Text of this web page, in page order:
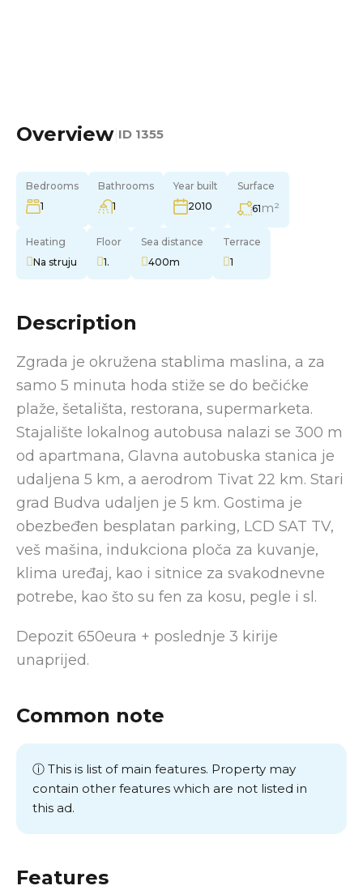
Overview| ID 1355
Bedrooms
1
Bathrooms
1
Year built
2010
Surface
61 m²
Heating
Na struju
Floor
1.
Sea distance
400m
Terrace
1
Description
Zgrada je okružena stablima maslina, a za
samo 5 minuta hoda stiže se do bečićke
plaže, šetališta, restorana, supermarketa.
Stajalište lokalnog autobusa nalazi se 300 m
od apartmana, Glavna autobuska stanica je
udaljena 5 km, a aerodrom Tivat 22 km. Stari
grad Budva udaljen je 5 km. Gostima je
obezbeđen besplatan parking, LCD SAT TV,
veš mašina, indukciona ploča za kuvanje,
klima uređaj, kao i sitnice za svakodnevne
potrebe, kao što su fen za kosu, pegle i sl.
Depozit 650eura + poslednje 3 kirije
unaprijed.
Common note
ⓘ This is list of main features. Property may
contain other features which are not listed in
this ad.
Features